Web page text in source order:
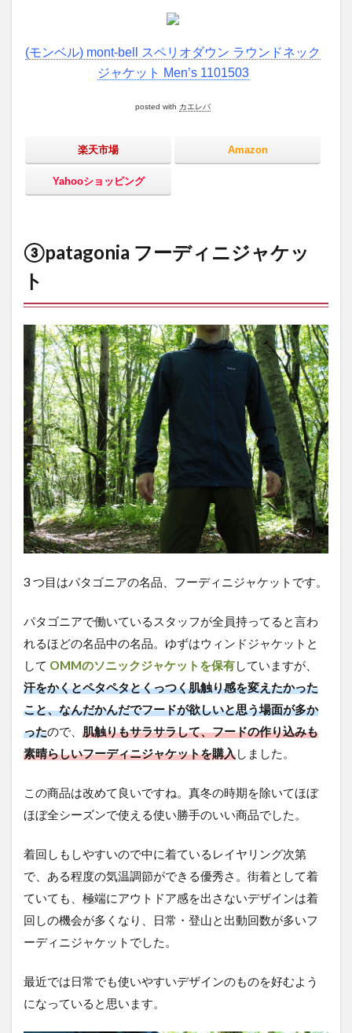
(モンベル) mont-bell スペリオダウン ラウンドネック
ジャケット Men’s 1101503
posted with カエレバ
楽天市場 Amazon
Yahooショッピング
③patagonia フーディニジャケッ
ト
3 つ目はパタゴニアの名品、フーディニジャケットです。
パタゴニアで働いているスタッフが全員持ってると言わ
れるほどの名品中の名品。ゆずはウィンドジャケットと
して OMMのソニックジャケットを保有していますが、
汗をかくとペタペタとくっつく肌触り感を変えたかった
こと、なんだかんだでフードが欲しいと思う場面が多か
ったので、 肌触りもサラサラして、フードの作り込みも
素晴らしいフーディニジャケットを購入しました。
この商品は改めて良いですね。真冬の時期を除いてほぼ
ほぼ全シーズンで使える使い勝手のいい商品でした。
着回しもしやすいので中に着ているレイヤリング次第
で、ある程度の気温調節ができる優秀さ。街着として着
ていても、極端にアウトドア感を出さないデザインは着
回しの機会が多くなり、日常・登山と出動回数が多いフ
ーディニジャケットでした。
最近では日常でも使いやすいデザインのものを好むよう
になっていると思います。